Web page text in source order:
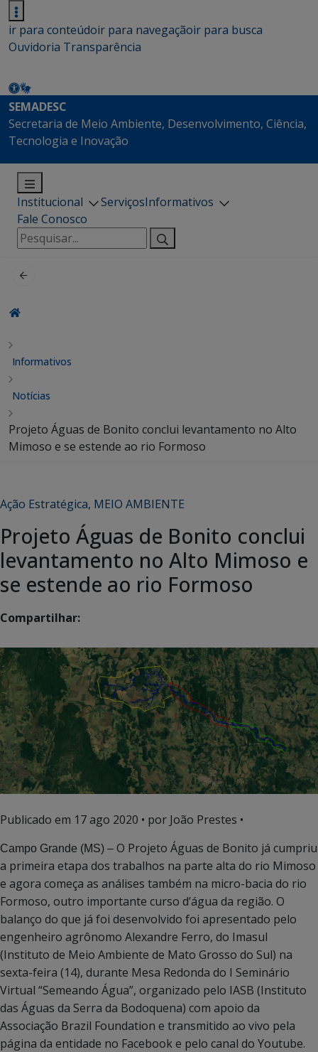
ir para conteúdoir para navegaçãoir para busca
Ouvidoria Transparência
SEMADESC
Secretaria de Meio Ambiente, Desenvolvimento, Ciência,
Tecnologia e Inovação
Institucional ServiçosInformativos
Fale Conosco
Pesquisar
por:
Informativos
Notícias
Projeto Águas de Bonito conclui levantamento no Alto
Mimoso e se estende ao rio Formoso
Ação Estratégica, MEIO AMBIENTE
Projeto Águas de Bonito conclui
levantamento no Alto Mimoso e
se estende ao rio Formoso
Compartilhar:
Publicado em 17 ago 2020 • por João Prestes •
Campo Grande (MS) – O Projeto Águas de Bonito já cumpriu
a primeira etapa dos trabalhos na parte alta do rio Mimoso
e agora começa as análises também na micro-bacia do rio
Formoso, outro importante curso d’água da região. O
balanço do que já foi desenvolvido foi apresentado pelo
engenheiro agrônomo Alexandre Ferro, do Imasul
(Instituto de Meio Ambiente de Mato Grosso do Sul) na
sexta-feira (14), durante Mesa Redonda do I Seminário
Virtual “Semeando Água”, organizado pelo IASB (Instituto
das Águas da Serra da Bodoquena) com apoio da
Associação Brazil Foundation e transmitido ao vivo pela
página da entidade no Facebook e pelo canal do Youtube.